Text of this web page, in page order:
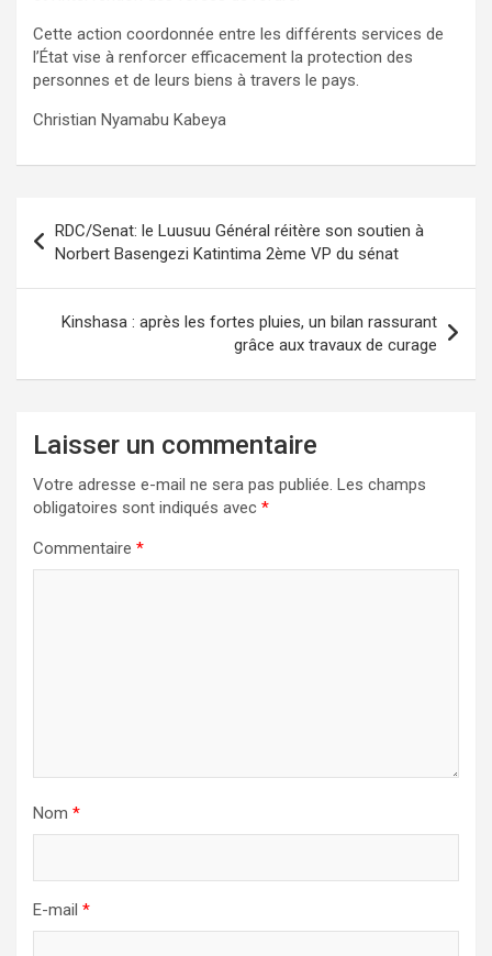
Cette action coordonnée entre les différents services de
l’État vise à renforcer efficacement la protection des
personnes et de leurs biens à travers le pays.
Christian Nyamabu Kabeya
de
l’article
RDC/Senat: le Luusuu Général réitère son soutien à
Norbert Basengezi Katintima 2ème VP du sénat
Kinshasa : après les fortes pluies, un bilan rassurant
grâce aux travaux de curage
Laisser un commentaire
Votre adresse e-mail ne sera pas publiée. Les champs
obligatoires sont indiqués avec *
Commentaire *
Nom *
E-mail *